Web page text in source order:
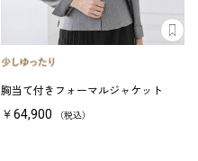
胸当て付きフォーマルジャケット
￥64,900 （税込）